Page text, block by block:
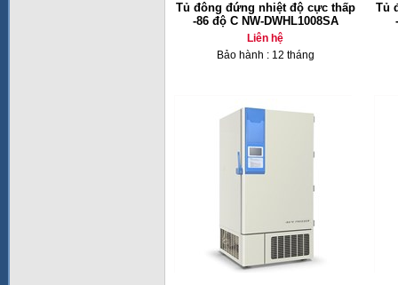
Tủ đông đứng nhiệt độ cực thấp
-86 độ C NW-DWHL1008SA
Liên hệ
Bảo hành : 12 tháng
Tủ